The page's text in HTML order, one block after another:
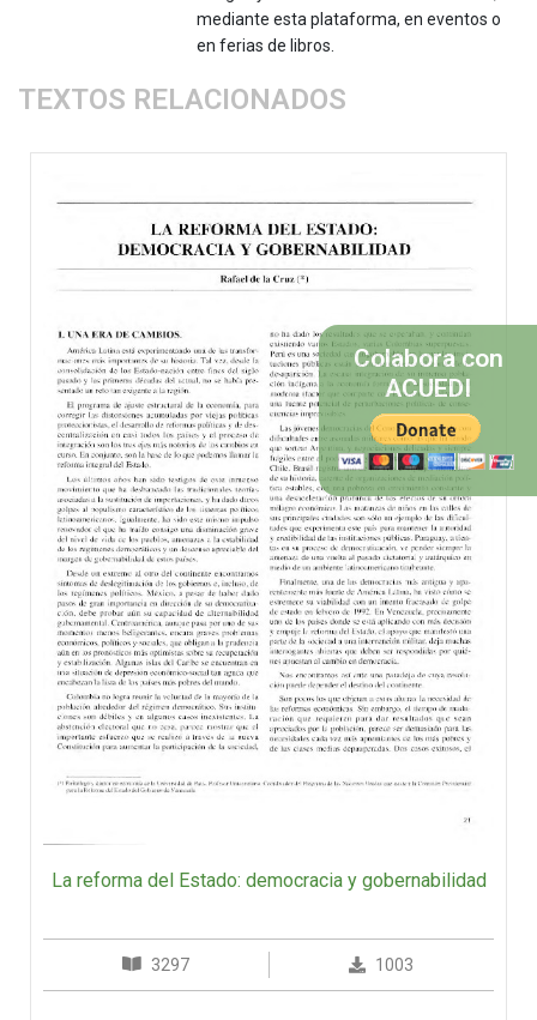
mediante esta plataforma, en eventos o
en ferias de libros.
TEXTOS RELACIONADOS
La reforma del Estado: democracia y gobernabilidad
3297 1003
Colabora con
ACUEDI